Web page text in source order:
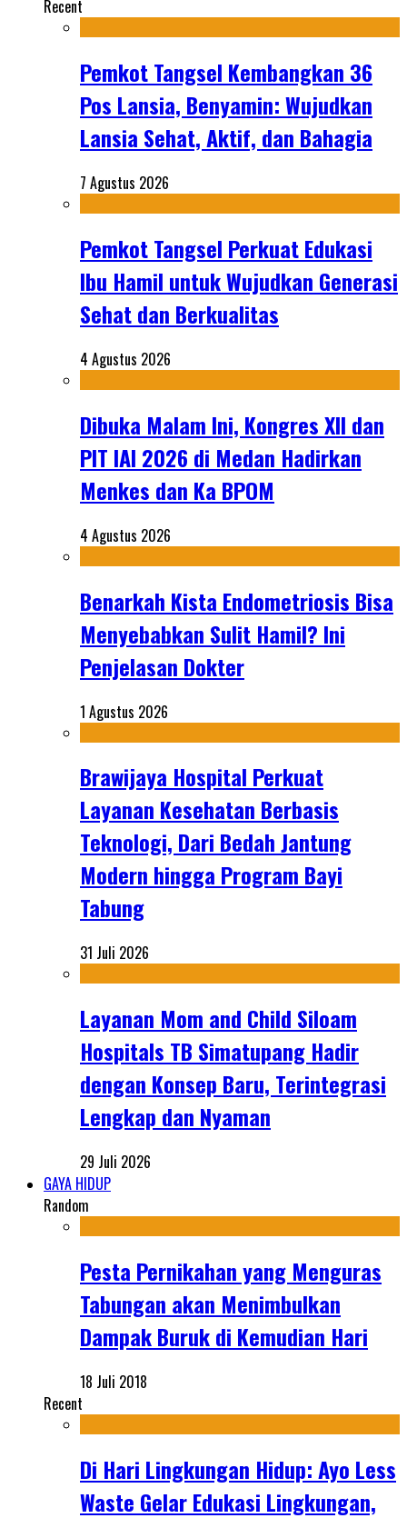
Recent
Pemkot Tangsel Kembangkan 36
Pos Lansia, Benyamin: Wujudkan
Lansia Sehat, Aktif, dan Bahagia
7 Agustus 2026
Pemkot Tangsel Perkuat Edukasi
Ibu Hamil untuk Wujudkan Generasi
Sehat dan Berkualitas
4 Agustus 2026
Dibuka Malam Ini, Kongres XII dan
PIT IAI 2026 di Medan Hadirkan
Menkes dan Ka BPOM
4 Agustus 2026
Benarkah Kista Endometriosis Bisa
Menyebabkan Sulit Hamil? Ini
Penjelasan Dokter
1 Agustus 2026
Brawijaya Hospital Perkuat
Layanan Kesehatan Berbasis
Teknologi, Dari Bedah Jantung
Modern hingga Program Bayi
Tabung
31 Juli 2026
Layanan Mom and Child Siloam
Hospitals TB Simatupang Hadir
dengan Konsep Baru, Terintegrasi
Lengkap dan Nyaman
29 Juli 2026
GAYA HIDUP
Random
Pesta Pernikahan yang Menguras
Tabungan akan Menimbulkan
Dampak Buruk di Kemudian Hari
18 Juli 2018
Recent
Di Hari Lingkungan Hidup: Ayo Less
Waste Gelar Edukasi Lingkungan,